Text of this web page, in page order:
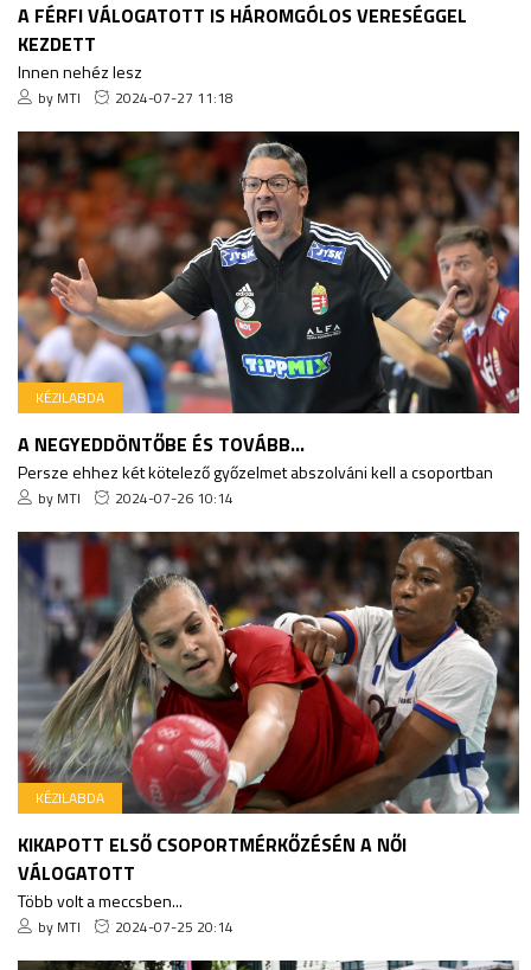
A FÉRFI VÁLOGATOTT IS HÁROMGÓLOS VERESÉGGEL
KEZDETT
Innen nehéz lesz
by MTI 2024-07-27 11:18
KÉZILABDA
A NEGYEDDÖNTŐBE ÉS TOVÁBB...
Persze ehhez két kötelező győzelmet abszolváni kell a csoportban
by MTI 2024-07-26 10:14
KÉZILABDA
KIKAPOTT ELSŐ CSOPORTMÉRKŐZÉSÉN A NŐI
VÁLOGATOTT
Több volt a meccsben...
by MTI 2024-07-25 20:14